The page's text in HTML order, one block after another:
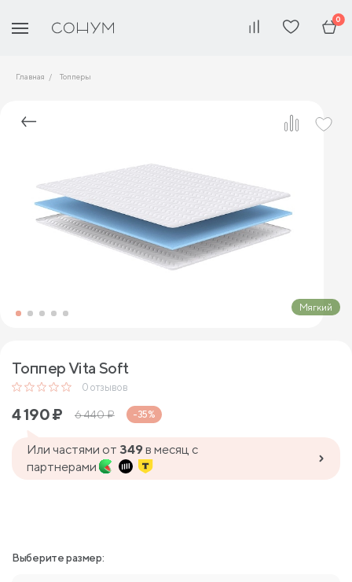
0
Главная Топперы
Мягкий
Топпер Vita Soft
0 отзывов
4 190₽ 6 440₽ -35%
Или частями от 349в месяц с
партнерами
Выберите размер: